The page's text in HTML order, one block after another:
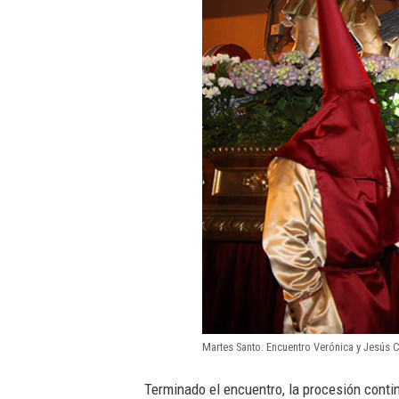
Martes Santo. Encuentro Verónica y Jesús
Terminado el encuentro, la procesión